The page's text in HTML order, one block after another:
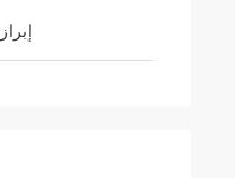
إبراز